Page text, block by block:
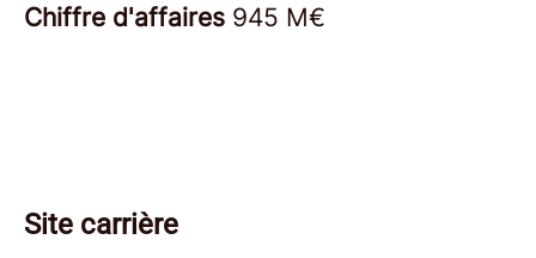
Chiffre d'affaires 945 M€
Site carrière